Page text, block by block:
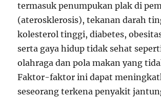
termasuk penumpukan plak di
(aterosklerosis), tekanan darah
kolesterol tinggi, diabetes,
serta gaya hidup tidak sehat
olahraga dan pola makan yang
Faktor-faktor ini dapat
seseorang terkena penyakit